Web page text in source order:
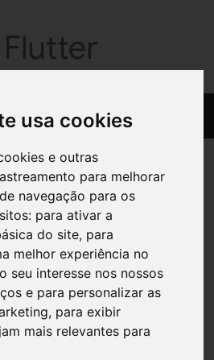
usa cookies
e outras
para melhorar
navegação para os
para ativar a
do site, para
melhor experiência no
seu interesse nos nossos
e para personalizar as
, para exibir
mais relevantes para